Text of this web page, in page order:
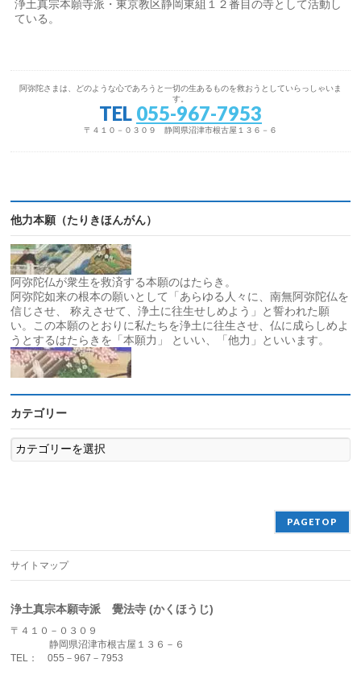
浄土真宗本願寺派・東京教区静岡東組１２番目の寺として活動し
ている。
阿弥陀さまは、どのような心であろうと一切の生あるものを救おうとしていらっしゃいま
す。
TEL 055-967-7953
〒４１０－０３０９ 静岡県沼津市根古屋１３６－６
他力本願（たりきほんがん）
阿弥陀仏が衆生を救済する本願のはたらき。
阿弥陀如来の根本の願いとして「あらゆる人々に、南無阿弥陀仏を
信じさせ、 称えさせて、浄土に往生せしめよう」と誓われた願
い。この本願のとおりに私たちを浄土に往生させ、仏に成らしめよ
うとするはたらきを「本願力」 といい、「他力」といいます。
カテゴリー
カ
テ
ゴ
PAGETOP
サイトマップ
浄土真宗本願寺派 覺法寺 (かくほうじ)
〒４１０－０３０９
静岡県沼津市根古屋１３６－６
TEL： 055－967－7953